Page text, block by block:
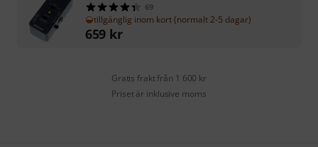
69
tillgänglig inom kort (normalt 2-5 dagar)
659 kr
Gratis frakt från 1 600 kr
Priset är inklusive moms